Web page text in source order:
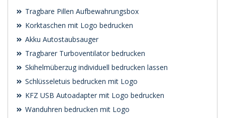
Tragbare Pillen Aufbewahrungsbox
Korktaschen mit Logo bedrucken
Akku Autostaubsauger
Tragbarer Turboventilator bedrucken
Skihelmüberzug individuell bedrucken lassen
Schlüsseletuis bedrucken mit Logo
KFZ USB Autoadapter mit Logo bedrucken
Wanduhren bedrucken mit Logo